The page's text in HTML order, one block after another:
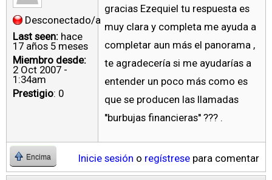
Desconectado/a
Last seen: hace
17 años 5 meses
Miembro desde:
2 Oct 2007 -
1:34am
Prestigio: 0
gracias Ezequiel tu respuesta es
muy clara y completa me ayuda a
completar aun más el panorama ,
te agradecería si me ayudarías a
entender un poco más como es
que se producen las llamadas
''burbujas financieras'' ??? .
Encima Inicie sesión o regístrese para comentar